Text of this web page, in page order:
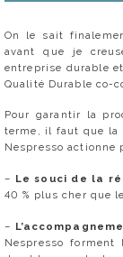
On le sait
avant que je
entreprise durable
Qualité Durable co-
Pour garantir la
terme, il faut que la
Nespresso actionne
– Le souci de la
40 % plus cher que
–
Nespresso